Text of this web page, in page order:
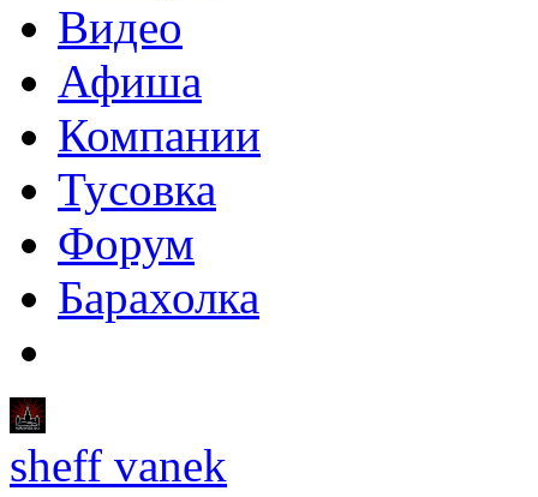
Видео
Афиша
Компании
Тусовка
Форум
Барахолка
sheff vanek